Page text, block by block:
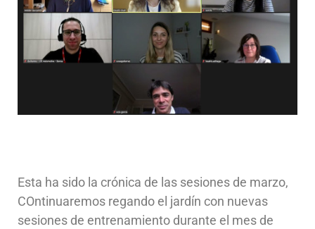
Esta ha sido la crónica de las sesiones de marzo,
COntinuaremos regando el jardín con nuevas
sesiones de entrenamiento durante el mes de